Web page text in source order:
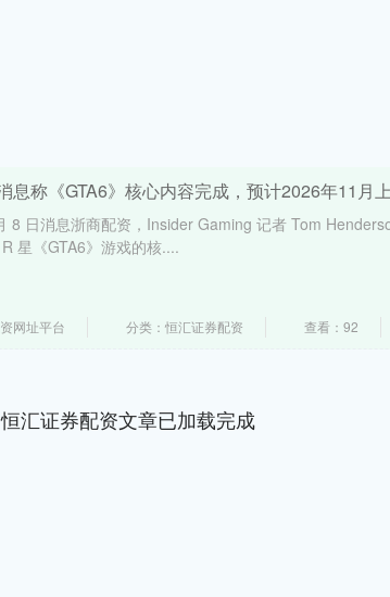
息称《GTA6》核心内容完成，预计2026年11月
8 日消息浙商配资，Insider Gaming 记者 Tom
星《GTA6》游戏的核....
网址平台 分类：恒汇证券配资 查看：92
恒汇证券配资文章已加载完成